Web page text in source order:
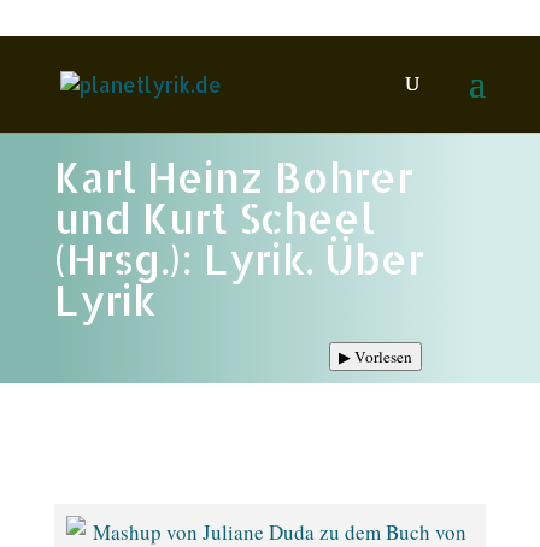
Karl Heinz Bohrer
und Kurt Scheel
(Hrsg.): Lyrik. Über
Lyrik
▶Vorlesen